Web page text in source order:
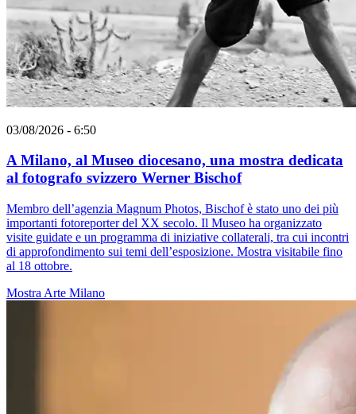
03/08/2026 - 6:50
A Milano, al Museo diocesano, una mostra dedicata
al fotografo svizzero Werner Bischof
Membro dell’agenzia Magnum Photos, Bischof è stato uno dei più
importanti fotoreporter del XX secolo. Il Museo ha organizzato
visite guidate e un programma di iniziative collaterali, tra cui incontri
di approfondimento sui temi dell’esposizione. Mostra visitabile fino
al 18 ottobre.
Mostra Arte Milano